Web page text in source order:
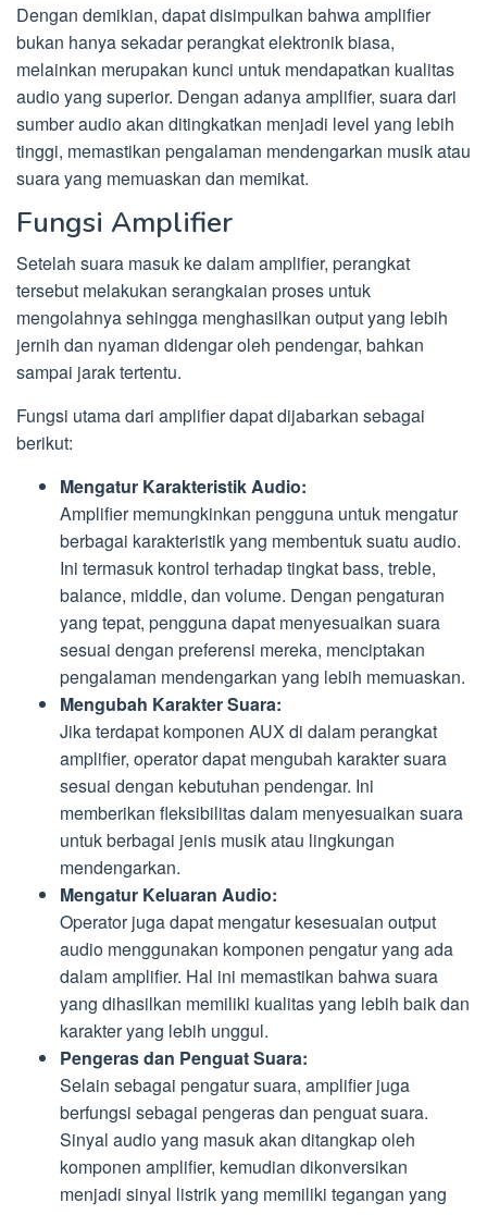
Dengan demikian, dapat disimpulkan bahwa amplifier
bukan hanya sekadar perangkat elektronik biasa,
melainkan merupakan kunci untuk mendapatkan kualitas
audio yang superior. Dengan adanya amplifier, suara dari
sumber audio akan ditingkatkan menjadi level yang lebih
tinggi, memastikan pengalaman mendengarkan musik atau
suara yang memuaskan dan memikat.
Fungsi Amplifier
Setelah suara masuk ke dalam amplifier, perangkat
tersebut melakukan serangkaian proses untuk
mengolahnya sehingga menghasilkan output yang lebih
jernih dan nyaman didengar oleh pendengar, bahkan
sampai jarak tertentu.
Fungsi utama dari amplifier dapat dijabarkan sebagai
berikut:
Mengatur Karakteristik Audio:
Amplifier memungkinkan pengguna untuk mengatur
berbagai karakteristik yang membentuk suatu audio.
Ini termasuk kontrol terhadap tingkat bass, treble,
balance, middle, dan volume. Dengan pengaturan
yang tepat, pengguna dapat menyesuaikan suara
sesuai dengan preferensi mereka, menciptakan
pengalaman mendengarkan yang lebih memuaskan.
Mengubah Karakter Suara:
Jika terdapat komponen AUX di dalam perangkat
amplifier, operator dapat mengubah karakter suara
sesuai dengan kebutuhan pendengar. Ini
memberikan fleksibilitas dalam menyesuaikan suara
untuk berbagai jenis musik atau lingkungan
mendengarkan.
Mengatur Keluaran Audio:
Operator juga dapat mengatur kesesuaian output
audio menggunakan komponen pengatur yang ada
dalam amplifier. Hal ini memastikan bahwa suara
yang dihasilkan memiliki kualitas yang lebih baik dan
karakter yang lebih unggul.
Pengeras dan Penguat Suara:
Selain sebagai pengatur suara, amplifier juga
berfungsi sebagai pengeras dan penguat suara.
Sinyal audio yang masuk akan ditangkap oleh
komponen amplifier, kemudian dikonversikan
menjadi sinyal listrik yang memiliki tegangan yang